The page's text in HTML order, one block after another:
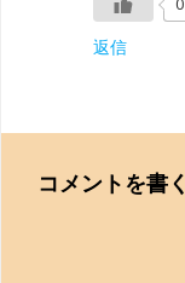
返信
コメントを書く